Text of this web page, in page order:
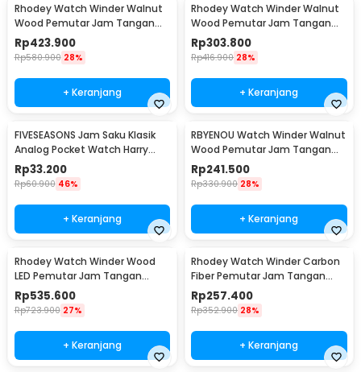
Rhodey Watch Winder Walnut
Wood Pemutar Jam Tangan
Otomatis 2 Slot - SKW166-B
Rp423.900
Rp580.900 28%
+ Keranjang
Rhodey Watch Winder Walnut
Wood Pemutar Jam Tangan
Otomatis 1 Slot - SKW165-B
Rp303.800
Rp416.900 28%
+ Keranjang
FIVESEASONS Jam Saku Klasik
Analog Pocket Watch Harry
Potter Edition - HQ8048
Rp33.200
Rp60.900 46%
+ Keranjang
RBYENOU Watch Winder Walnut
Wood Pemutar Jam Tangan
Otomatis 1 Slot - RB3
Rp241.500
Rp330.900 28%
+ Keranjang
Rhodey Watch Winder Wood
LED Pemutar Jam Tangan
Otomatis 3 Slot - SKW167
Rp535.600
Rp723.900 27%
+ Keranjang
Rhodey Watch Winder Carbon
Fiber Pemutar Jam Tangan
Otomatis 3 Slot - SKW33
Rp257.400
Rp352.900 28%
+ Keranjang